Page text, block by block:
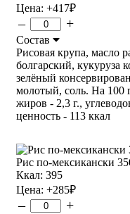
Цена: +417₽
– +
Состав
Рисовая крупа, масло
болгарский, кукуруза
зелёный
молотый, соль. На 100
жиров - 2,3 г.,
ценность - 113 ккал
Рис по-мексикански
Ккал: 395
Цена: +285₽
– +